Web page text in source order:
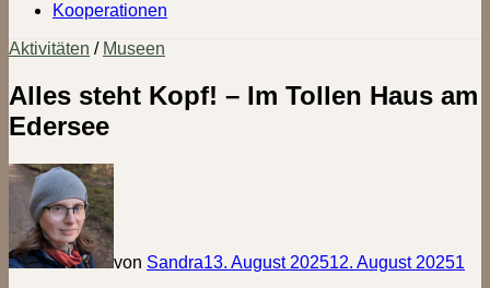
menu
Kooperationen
Aktivitäten / Museen
Alles steht Kopf! – Im Tollen Haus am
Edersee
von Sandra13. August 202512. August 20251